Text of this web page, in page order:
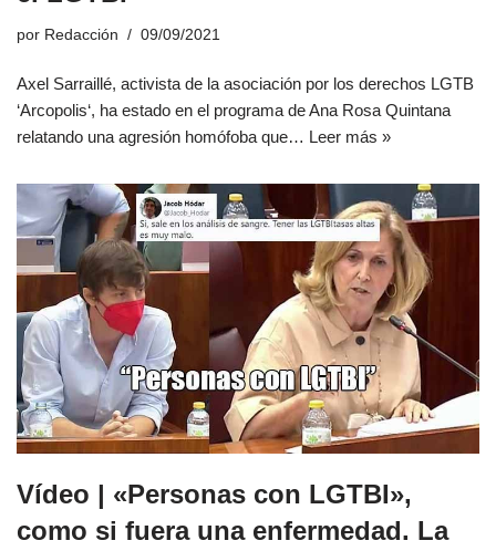
por Redacción 09/09/2021
Axel Sarraillé, activista de la asociación por los derechos LGTB
‘Arcopolis‘, ha estado en el programa de Ana Rosa Quintana
relatando una agresión homófoba que… Leer más »
Vídeo | «Personas con LGTBI»,
como si fuera una enfermedad. La